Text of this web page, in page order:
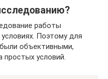
работы
Поэтому для
объективными,
условий.